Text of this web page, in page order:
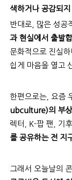
색하거나 공감되
반대로, 많은 성공
과 현실에서 출발
문화적으로 진실
쉽게 마음을 열고
한편으로는, 요즘
ubculture)의 부상
렉터, K-팝 팬, 기
를 공유하는 전 지
그래서 오늘날의